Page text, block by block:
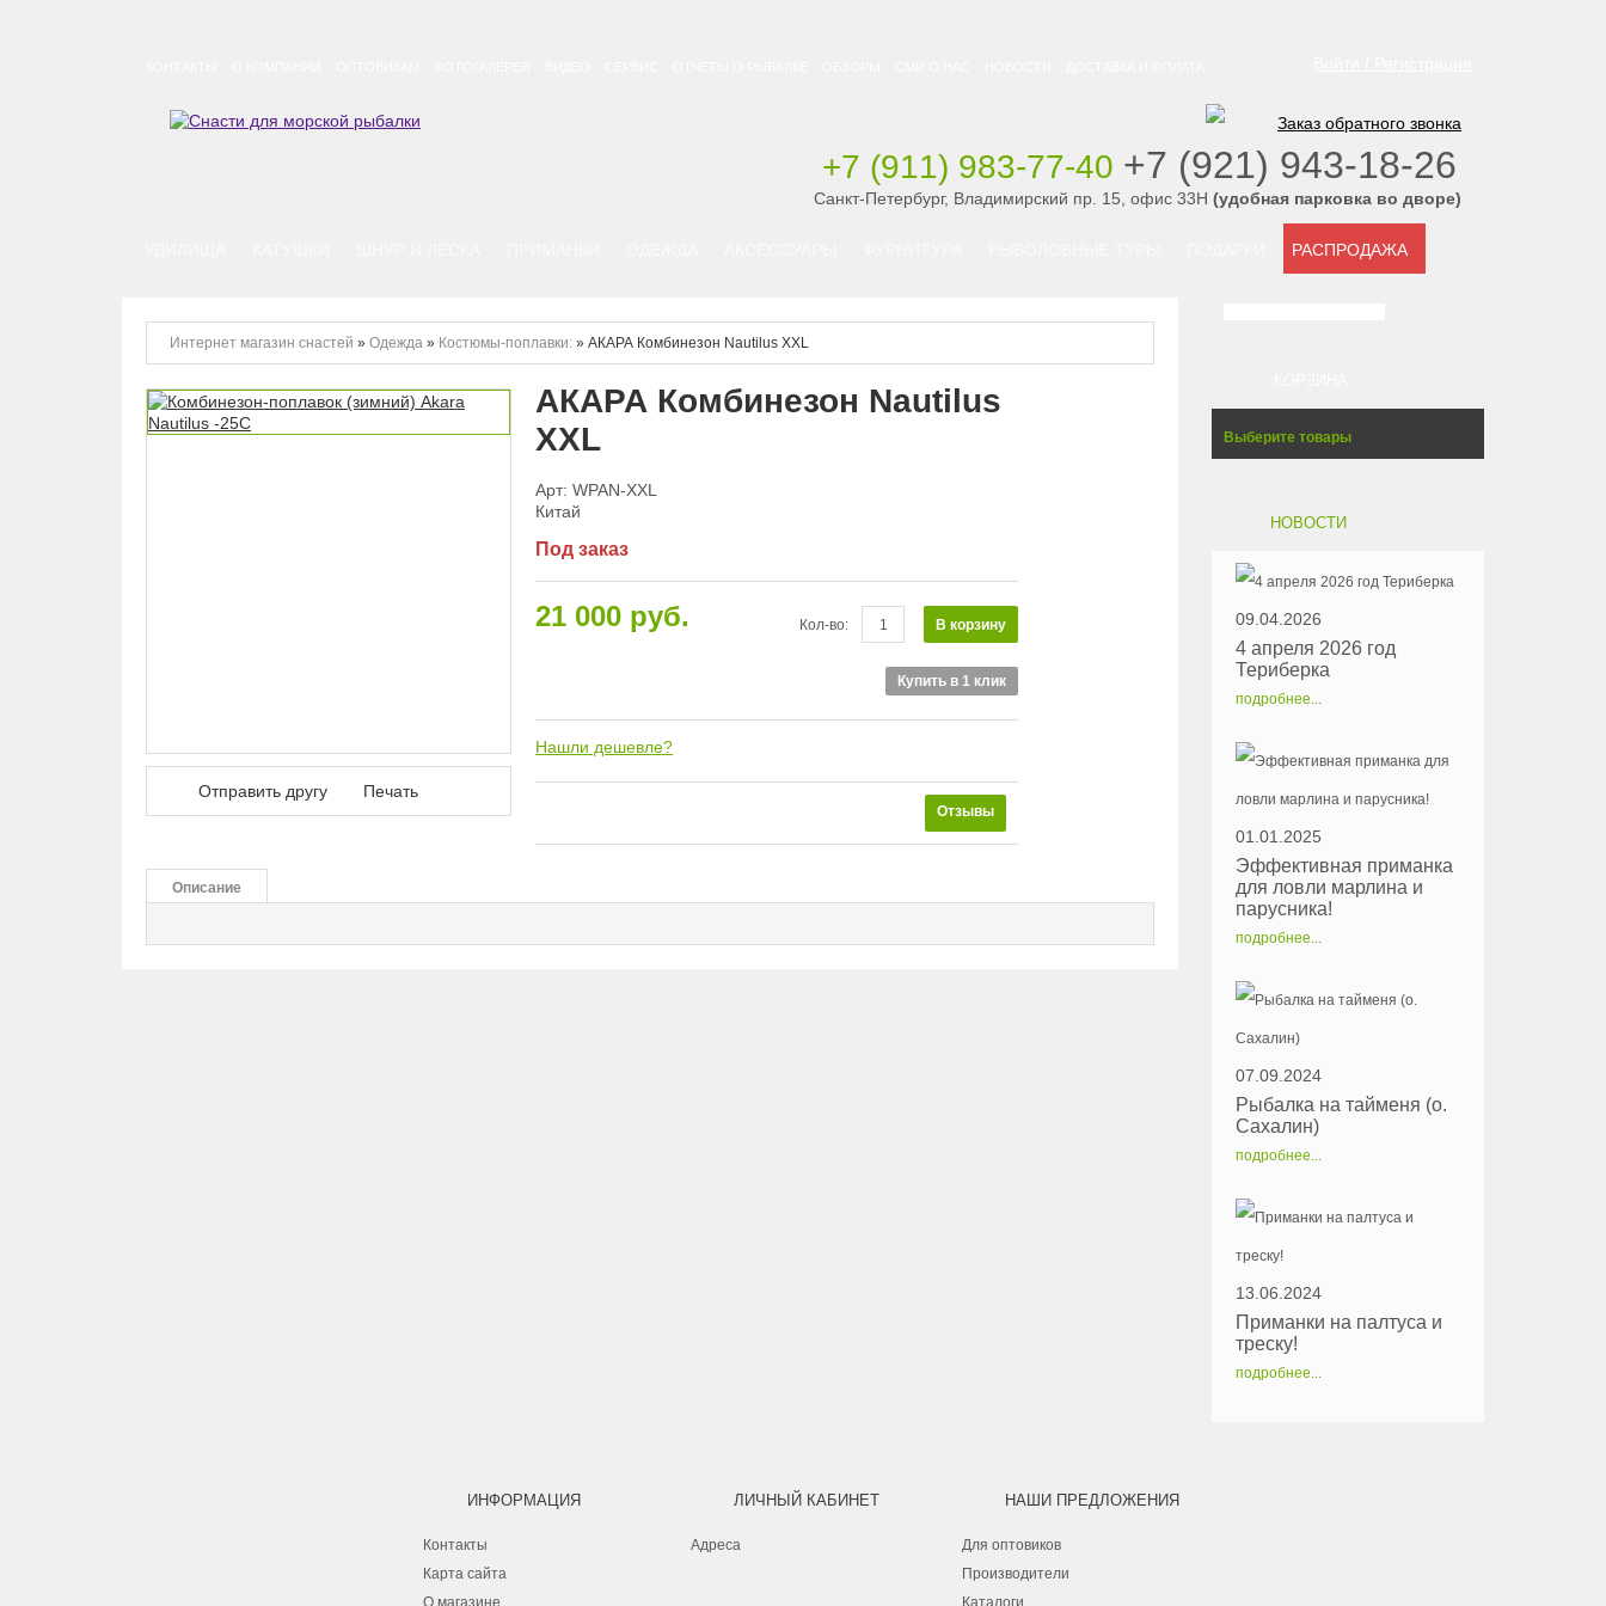
РАСПРОДАЖА
Заказ обратного звонка
+7 (911) 983-77-40 ‭+7 (921) 943-18-26
Санкт-Петербург, Владимирский пр. 15, офис 33Н (удобная парковка во дворе)
Интернет магазин снастей » Одежда » Костюмы-поплавки: » АКАРА Комбинезон Nautilus XXL
Отправить другу Печать
АКАРА Комбинезон Nautilus
XXL
Арт: WPAN-XXL
Китай
Под заказ
21 000 руб. В корзину
Кол-во:
Купить в 1 клик
Нашли дешевле?
Отзывы
Описание
Выберите товары
НОВОСТИ
09.04.2026
4 апреля 2026 год
Териберка
подробнее...
01.01.2025
Эффективная приманка
для ловли марлина и
парусника!
подробнее...
07.09.2024
Рыбалка на тайменя (о.
Сахалин)
подробнее...
13.06.2024
Приманки на палтуса и
треску!
подробнее...
ИНФОРМАЦИЯ
Контакты
Карта сайта
О магазине
ЛИЧНЫЙ КАБИНЕТ
Адреса
НАШИ ПРЕДЛОЖЕНИЯ
Для оптовиков
Производители
Каталоги